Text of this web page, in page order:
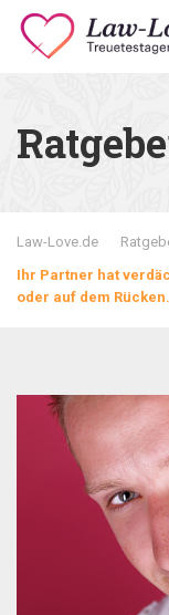
Law-Love.de
Ihr Partner hat
oder auf dem Rücken.